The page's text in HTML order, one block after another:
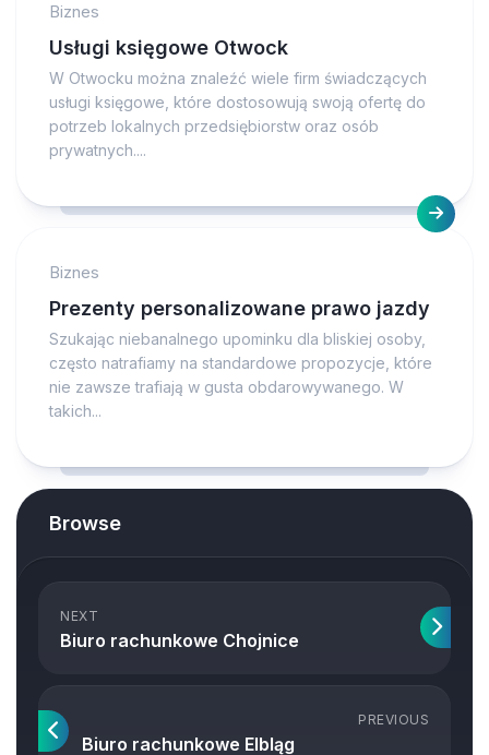
Biznes
Usługi księgowe Otwock
W Otwocku można znaleźć wiele firm świadczących
usługi księgowe, które dostosowują swoją ofertę do
potrzeb lokalnych przedsiębiorstw oraz osób
prywatnych....
Biznes
Prezenty personalizowane prawo jazdy
Szukając niebanalnego upominku dla bliskiej osoby,
często natrafiamy na standardowe propozycje, które
nie zawsze trafiają w gusta obdarowywanego. W
takich...
Browse
NEXT
Biuro rachunkowe Chojnice
PREVIOUS
Biuro rachunkowe Elbląg